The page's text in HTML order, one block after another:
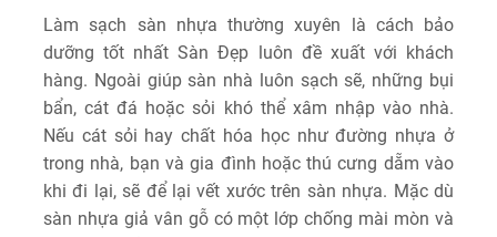
Làm sạch sàn nhựa thường xuyên là cách bảo
dưỡng tốt nhất Sàn Đẹp luôn đề xuất với khách
hàng. Ngoài giúp sàn nhà luôn sạch sẽ, những bụi
bẩn, cát đá hoặc sỏi khó thể xâm nhập vào nhà.
Nếu cát sỏi hay chất hóa học như đường nhựa ở
trong nhà, bạn và gia đình hoặc thú cưng dẵm vào
khi đi lại, sẽ để lại vết xước trên sàn nhựa. Mặc dù
sàn nhựa giả vân gỗ có một lớp chống mài mòn và